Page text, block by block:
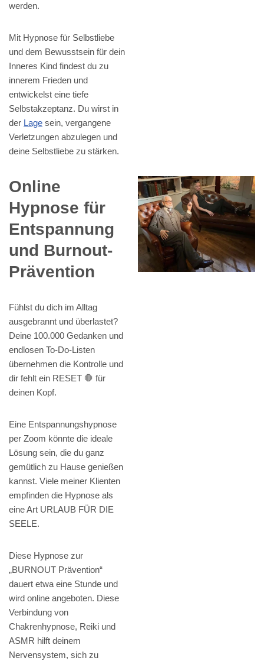
werden.
Mit Hypnose für Selbstliebe
und dem Bewusstsein für dein
Inneres Kind findest du zu
innerem Frieden und
entwickelst eine tiefe
Selbstakzeptanz. Du wirst in
der Lage sein, vergangene
Verletzungen abzulegen und
deine Selbstliebe zu stärken.
Online
Hypnose für
Entspannung
und Burnout-
Prävention
Fühlst du dich im Alltag
ausgebrannt und überlastet?
Deine 100.000 Gedanken und
endlosen To-Do-Listen
übernehmen die Kontrolle und
dir fehlt ein RESET 🛑 für
deinen Kopf.
Eine Entspannungshypnose
per Zoom könnte die ideale
Lösung sein, die du ganz
gemütlich zu Hause genießen
kannst. Viele meiner Klienten
empfinden die Hypnose als
eine Art URLAUB FÜR DIE
SEELE.
Diese Hypnose zur
„BURNOUT Prävention“
dauert etwa eine Stunde und
wird online angeboten. Diese
Verbindung von
Chakrenhypnose, Reiki und
ASMR hilft deinem
Nervensystem, sich zu